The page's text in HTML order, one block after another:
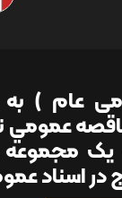
طريق
در اسناد